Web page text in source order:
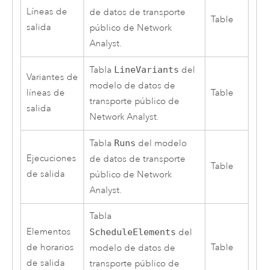
Líneas de
salida
de datos de transporte
público de Network
Analyst.
Table
Variantes de
líneas de
salida
Tabla LineVariants del
modelo de datos de
transporte público de
Network Analyst.
Table
Ejecuciones
de salida
Tabla Runs del modelo
de datos de transporte
público de Network
Analyst.
Table
Elementos
de horarios
de salida
Tabla
ScheduleElements del
modelo de datos de
transporte público de
Table